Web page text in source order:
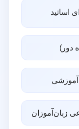
اساتید
دور)
آموزشی
زبان‌آموزان